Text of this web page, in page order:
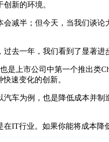
新的环境。
半；但今天，当我们谈论
去一年，我们看到了显著进
上市公司中第一个推出类
速变化的创新。
为例，也是降低成本并制
行业。如果你能将成本降